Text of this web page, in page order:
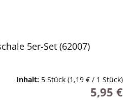
5er-Set (62007)
Inhalt: 5 Stück (1,19 € / 1 Stück)
5,95 €